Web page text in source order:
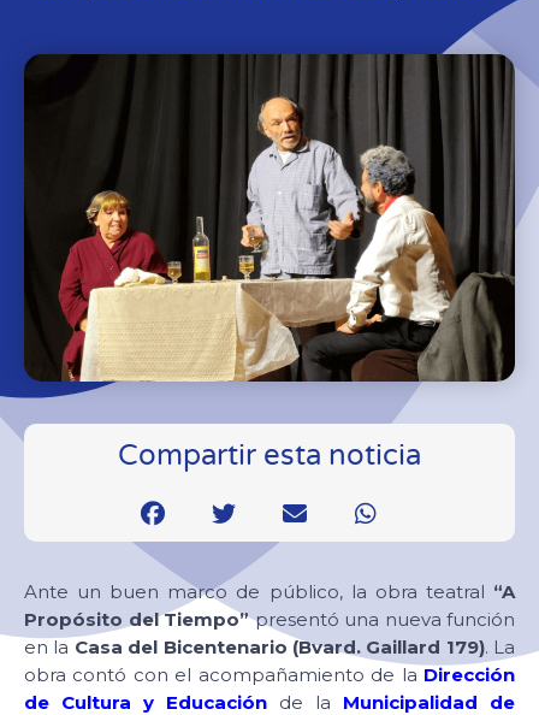
Compartir esta noticia
Ante un buen marco de público, la obra teatral “A
Propósito del Tiempo”presentó una nueva función
en la Casa del Bicentenario (Bvard. Gaillard 179). La
obra contó con el acompañamiento de la Dirección
de Cultura y Educación de la Municipalidad de